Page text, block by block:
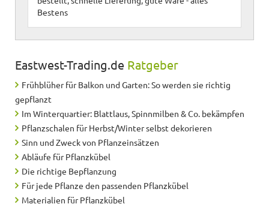
Bestens
Eastwest-Trading.de Ratgeber
Frühblüher für Balkon und Garten: So werden sie richtig
gepflanzt
Im Winterquartier: Blattlaus, Spinnmilben & Co. bekämpfen
Pflanzschalen für Herbst/Winter selbst dekorieren
Sinn und Zweck von Pflanzeinsätzen
Abläufe für Pflanzkübel
Die richtige Bepflanzung
Für jede Pflanze den passenden Pflanzkübel
Materialien für Pflanzkübel